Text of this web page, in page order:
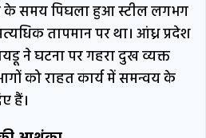
के समय पिघला हुआ स्टील लगभग
तापमान पर था। आंध्र प्रदेश
ने घटना पर गहरा दुख व्यक्त
को राहत कार्य में समन्वय के
हैं।